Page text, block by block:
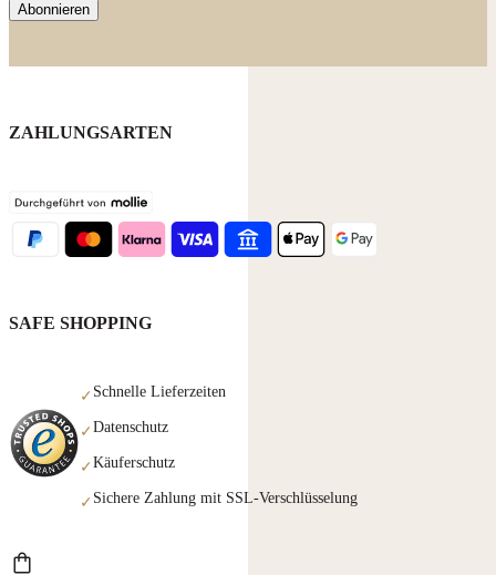
Abonnieren
ZAHLUNGSARTEN
SAFE SHOPPING
✓ Schnelle Lieferzeiten
✓Datenschutz
✓Käuferschutz
✓ Sichere Zahlung mit SSL-Verschlüsselung